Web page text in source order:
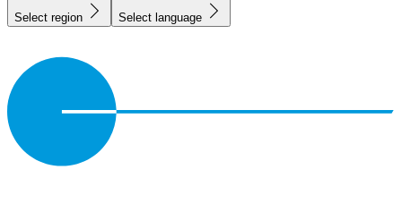
Select region Select language